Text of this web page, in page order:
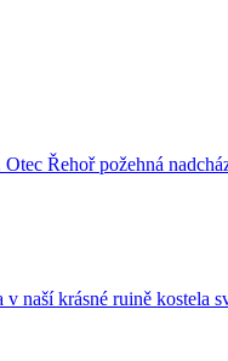
Řehoř požehná
naší krásné ruině kostela